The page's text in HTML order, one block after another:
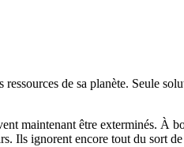
de sa planète. Seule
maintenant être exterminés. À
Ils ignorent encore tout du sort